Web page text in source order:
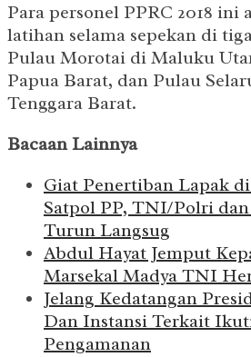
Para personel PPRC 2018 ini
latihan selama sepekan di
Pulau Morotai di Maluku
Papua Barat, dan Pulau
Tenggara Barat.
Bacaan Lainnya
Giat Penertiban Lapak
Satpol PP, TNI/Polri
Turun Langsug
Abdul Hayat Jemput
Marsekal Madya TNI
Jelang Kedatangan
Dan Instansi Terkait
Pengamanan